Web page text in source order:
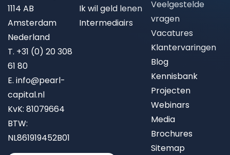
1114 AB
Amsterdam
Nederland
T. +31 (0) 20 308
61 80
E. info@pearl-
capital.nl
KvK: 81079664
BTW:
NL861919452B01
Ik wil geld lenen
Intermediairs
Veelgestelde
vragen
Vacatures
Klantervaringen
Blog
Kennisbank
Projecten
Webinars
Media
Brochures
Sitemap